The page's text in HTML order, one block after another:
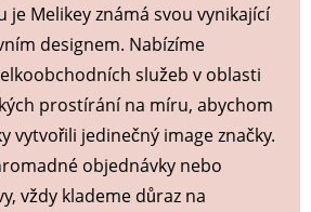
Melikey známá svou vynikající
designem. Nabízíme
služeb v oblasti
prostírání na míru, abychom
vytvořili jedinečný image značky.
objednávky nebo
vždy klademe důraz na